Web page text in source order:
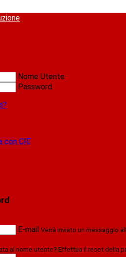
Nome Utente
Password
con CIE
E-mail Verrà inviato un messaggio
al nome utente? Effettua il reset della